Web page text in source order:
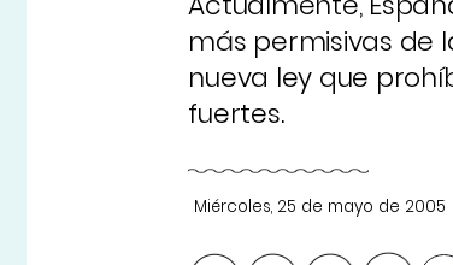
más permisivas de
nueva ley que
fuertes.
Miércoles, 25 de mayo de 2005